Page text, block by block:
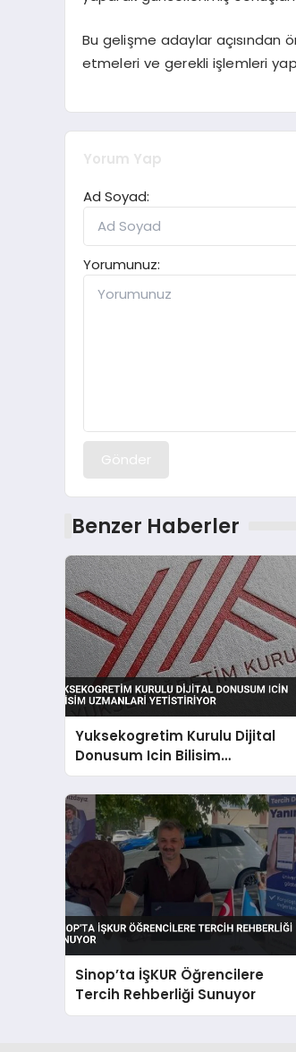
Bu gelişme adaylar açısından
etmeleri ve gerekli işlemleri
Yorum Yap
Ad Soyad:
Yorumunuz:
Gönder
Benzer Haberler
Yuksekogretim Kurulu Dijital
Donusum Icin Bilisim
Uzmanlari Yetistiriyor
Sinop’ta İŞKUR Öğrencilere
Tercih Rehberliği Sunuyor